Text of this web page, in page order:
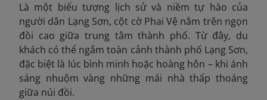
Là một biểu tượng lịch sử và niềm tự hào của
người dân Lạng Sơn, cột cờ Phai Vệ nằm trên ngọn
đồi cao giữa trung tâm thành phố. Từ đây, du
khách có thể ngắm toàn cảnh thành phố Lạng Sơn,
đặc biệt là lúc bình minh hoặc hoàng hôn – khi ánh
sáng nhuộm vàng những mái nhà thấp thoáng
giữa núi đồi.